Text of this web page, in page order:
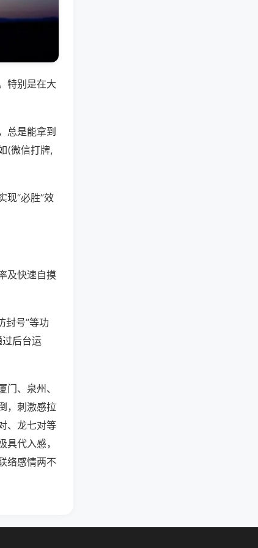
特别是在大
总是能拿到
(微信打牌,
现“必胜”效
及快速自摸
封号”等功
过后台运
、泉州、
，刺激感拉
、龙七对等
代入感，
络感情两不